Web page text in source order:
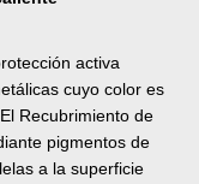
activa
cuyo color es
Recubrimiento de
pigmentos de
a la superficie